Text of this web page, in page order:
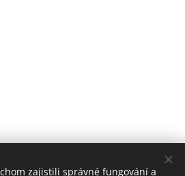
zajistili správné fungování a